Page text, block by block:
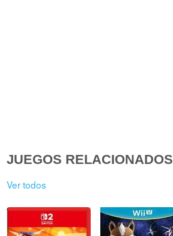
JUEGOS RELACIONADOS
Ver todos